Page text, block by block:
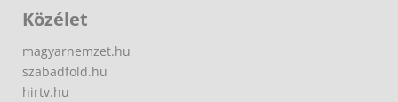
Közélet
magyarnemzet.hu
szabadfold.hu
hirtv.hu